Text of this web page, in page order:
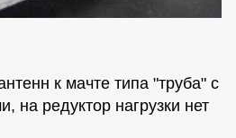
к мачте типа "труба" с
на редуктор нагрузки нет